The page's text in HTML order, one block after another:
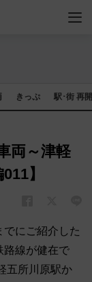
きっぷ 駅･街 再
両～津軽
】
にご紹介した
路線が健在で
五所川原駅か